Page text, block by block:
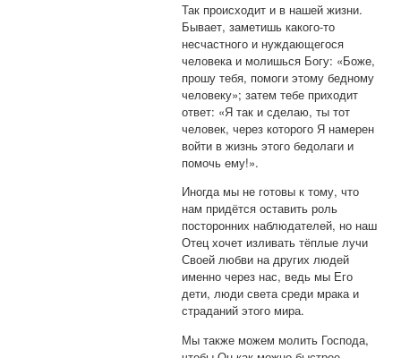
Так происходит и в нашей жизни.
Бывает, заметишь какого-то
несчастного и нуждающегося
человека и молишься Богу: «Боже,
прошу тебя, помоги этому бедному
человеку»; затем тебе приходит
ответ: «Я так и сделаю, ты тот
человек, через которого Я намерен
войти в жизнь этого бедолаги и
помочь ему!».
Иногда мы не готовы к тому, что
нам придётся оставить роль
посторонних наблюдателей, но наш
Отец хочет изливать тёплые лучи
Своей любви на других людей
именно через нас, ведь мы Его
дети, люди света среди мрака и
страданий этого мира.
Мы также можем молить Господа,